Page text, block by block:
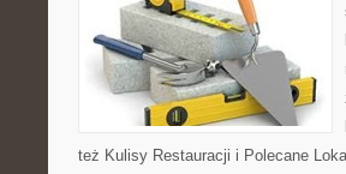
też Kulisy Restauracji i Polecane